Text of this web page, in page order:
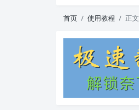
首页 使用教程 正文